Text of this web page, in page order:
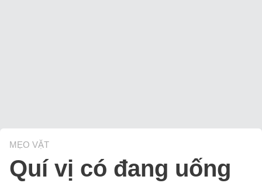
MẸO VẶT
Quí vị có đang uống